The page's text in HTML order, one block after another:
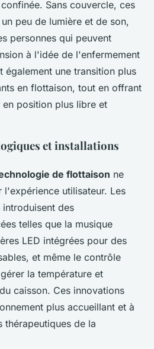
Sans couvercle, ces
peu de lumière et de son,
personnes qui peuvent
à l'idée de l'enfermement
également une transition plus
en flottaison, tout en offrant
position plus libre et
et installations
de flottaison ne
l'expérience utilisateur. Les
des
telles que la musique
LED intégrées pour des
et même le contrôle
la température et
caisson. Ces innovations
plus accueillant et à
thérapeutiques de la